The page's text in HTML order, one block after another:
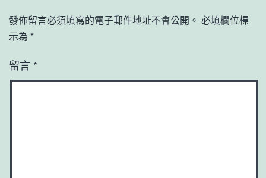
發佈留言必須填寫的電子郵件地址不會公開。 必填欄位標
示為 *
留言 *